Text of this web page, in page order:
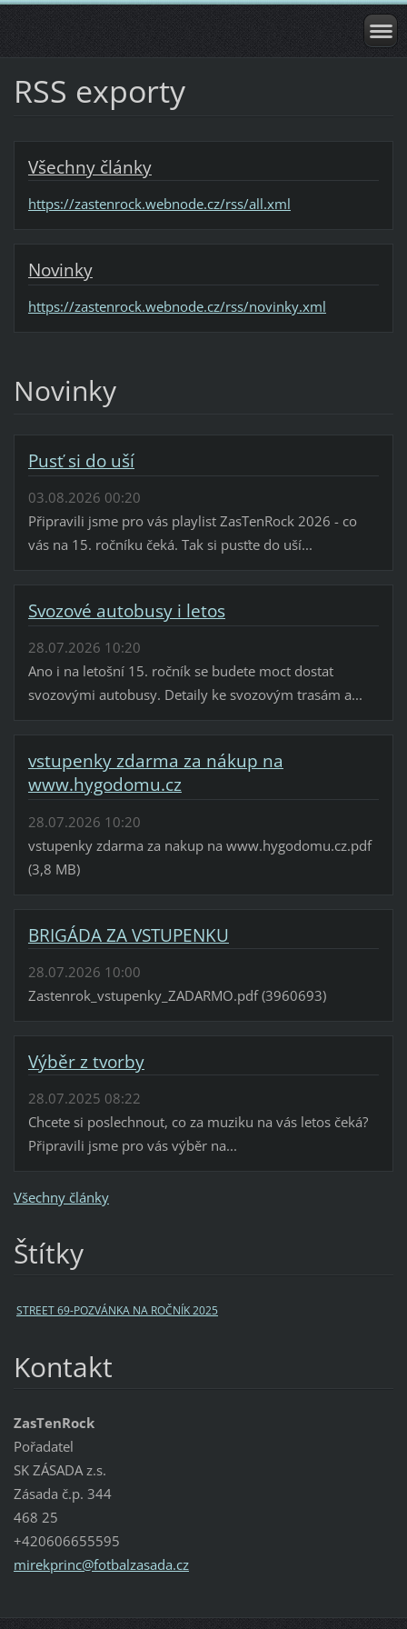
RSS exporty
Všechny články
https://zastenrock.webnode.cz/rss/all.xml
Novinky
https://zastenrock.webnode.cz/rss/novinky.xml
Novinky
Pusť si do uší
03.08.2026 00:20
Připravili jsme pro vás playlist ZasTenRock 2026 - co
vás na 15. ročníku čeká. Tak si pusťte do uší...
Svozové autobusy i letos
28.07.2026 10:20
Ano i na letošní 15. ročník se budete moct dostat
svozovými autobusy. Detaily ke svozovým trasám a...
vstupenky zdarma za nákup na
www.hygodomu.cz
28.07.2026 10:20
vstupenky zdarma za nakup na www.hygodomu.cz.pdf
(3,8 MB)
BRIGÁDA ZA VSTUPENKU
28.07.2026 10:00
Zastenrok_vstupenky_ZADARMO.pdf (3960693)
Výběr z tvorby
28.07.2025 08:22
Chcete si poslechnout, co za muziku na vás letos čeká?
Připravili jsme pro vás výběr na...
Všechny články
Štítky
STREET 69-POZVÁNKA NA ROČNÍK 2025
Kontakt
ZasTenRock
Pořadatel
SK ZÁSADA z.s.
Zásada č.p. 344
468 25
+420606655595
mirekprinc@fotbalzasada.cz